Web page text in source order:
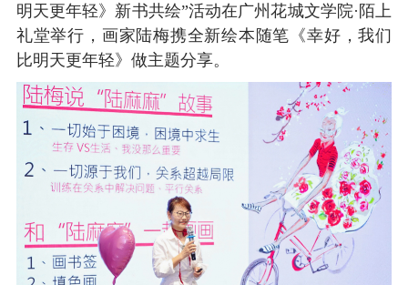
明天更年轻》新书共绘”活动在广州花城文学院·陌上
礼堂举行，画家陆梅携全新绘本随笔《幸好，我们
比明天更年轻》做主题分享。